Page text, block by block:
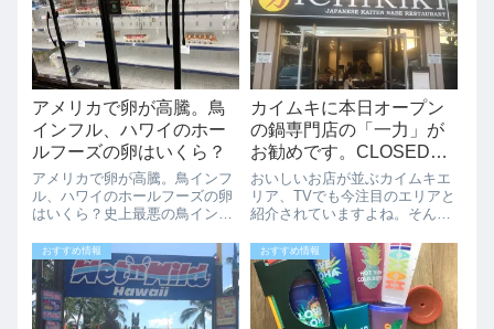
アメリカで卵が高騰。鳥
インフル、ハワイのホー
ルフーズの卵はいくら？
アメリカで卵が高騰。鳥インフ
ル、ハワイのホールフーズの卵
はいくら？史上最悪の鳥インフ
で卵の値段が上がり、在庫もか
なり少なくなっています。写真
はカハラモールのホールフーズ
の2023/1/16の状況です。いつも
はホー...
カイムキに本日オープン
の鍋専門店の「一力」が
お勧めです。CLOSEDし
ました。
おいしいお店が並ぶカイムキエ
リア、TVでも今注目のエリアと
紹介されていますよね。そん
力」のカイムキ店がオープンし
ました。アラモアナ店とは、ち
がい今流行の？回転寿司ならぬ
回転鍋方式になっています。ち
ょっとわかりにく...
おすすめ情報 おすすめ情報